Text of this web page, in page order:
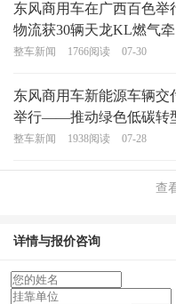
东风商用车在广西百色举
物流获30辆天龙KL燃气
整车新闻 1766阅读 07-30
东风商用车新能源车辆交
举行——推动绿色低碳转
整车新闻 1938阅读 07-28
查
详情与报价咨询